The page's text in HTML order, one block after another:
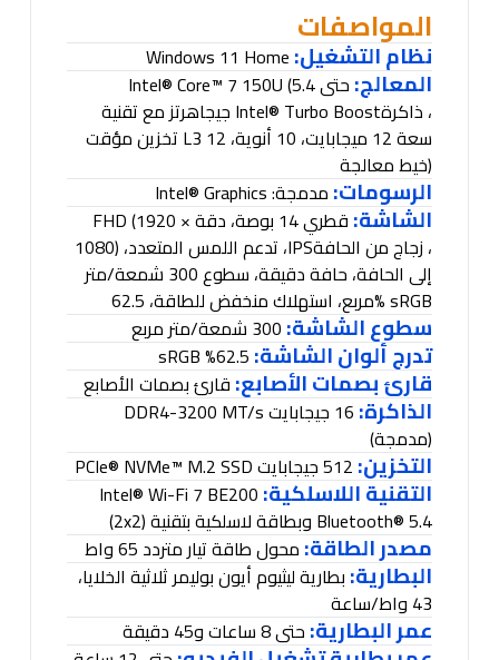
المواصفات
نظام التشغيل:
المعالج:
حتى 5.4
جيجاهرتز مع تقنية Intel® Turbo Boost، ذاكرة
تخزين مؤقت L3 سعة 12 ميجابايت، 10 أنوية، 12
خيط معالجة)
الرسومات:مدمجة: Intel® Graphics
الشاشة:قطري 14 بوصة، دقة
FHD (1920 ×
1080) ، تدعم اللمس المتعدد،IPS، زجاج من الحافة
إلى الحافة، حافة دقيقة، سطوع 300 شمعة/متر
مربع، استهلاك منخفض للطاقة، 62.5% sRGB
سطوع الشاشة:
تدرج ألوان الشاشة: % sRGB
قارئ بصمات الأصابع:قارئ بصمات الأصابع
الذاكرة:
DDR4-3200 MT/s
(مدمجة)
التخزين:
التقنية اللاسلكية:
Intel® Wi-Fi 7 BE200
(2x2)وبطاقة لاسلكية بتقنية Bluetooth® 5.4
مصدر الطاقة:محول طاقة تيار متردد 65 واط
البطارية:بطارية ليثيوم أيون بوليمر ثلاثية الخلايا،
43 واط/ساعة
عمر البطارية:حتى 8 ساعات و45 دقيقة